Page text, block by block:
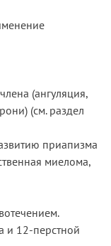
(ангуляция,
(см. раздел
приапизма
миелома,
и 12-перстной